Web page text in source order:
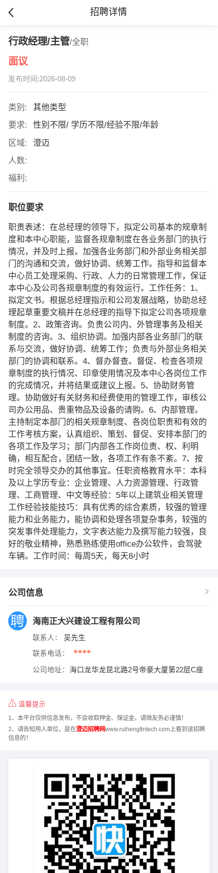
招聘详情
行政经理/主管/全职
面议
发布时间:2026-08-09
类别:
其他类型
要求:
性别不限/ 学历不限/经验不限/年龄
区域:
澄迈
人数:
福利:
职位要求
职责表述：在总经理的领导下，拟定公司基本的规章制
度和本中心职能，监督各规章制度在各业务部门的执行
情况，并及时上报。加强各业务部门和外部业务相关部
门的沟通和交流，做好协调、统筹工作。指导和监督本
中心员工处理采购、行政、人力的日常管理工作，保证
本中心及公司各规章制度的有效运行。工作任务：1、
拟定文书。根据总经理指示和公司发展战略，协助总经
理起草重要文稿并在总经理的指导下拟定公司各项规章
制度。2、政策咨询。负责公司内、外管理事务及相关
制度的咨询。3、组织协调。加强内部各业务部门的联
系与交流，做好协调、统筹工作；负责与外部业务相关
部门的协调和联系。4、督办督查。督促、检查各项规
章制度的执行情况、印章使用情况及本中心各岗位工作
的完成情况，并将结果或建议上报。5、协助财务管
理。协助做好有关财务和经费使用的管理工作，审核公
司办公用品、贵重物品及设备的请购。6、内部管理。
主持制定本部门的相关规章制度、各岗位职责和有效的
工作考核方案，认真组织、策划、督促、安排本部门的
各项工作及学习；部门内部各工作岗位责、权、利明
确，相互配合，团结一致，各项工作有条不紊。7、按
时完全领导交办的其他事宜。任职资格教育水平：本科
及以上学历专业：企业管理、人力资源管理、行政管
理、工商管理、中文等经验：5年以上建筑业相关管理
工作经验技能技巧：具有优秀的综合素质，较强的管理
能力和业务能力，能协调和处理各项复杂事务，较强的
突发事件处理能力，文字表达能力及撰写能力较强，良
好的敬业精神，熟悉熟练使用office办公软件，会驾驶
车辆。工作时间：每周5天，每天8小时
公司信息
海南正大兴建设工程有限公司
联系人： 吴先生
联系电话： ****
公司地址： 海口龙华龙昆北路2号帝豪大厦第22层C座
温馨提示
1、本平台仅供信息发布，不会收取押金、保证金，请微友务必谨慎！
2、请告知用人单位，是在澄迈招聘网www.ruihengfintech.com上看到该招聘
信息的！